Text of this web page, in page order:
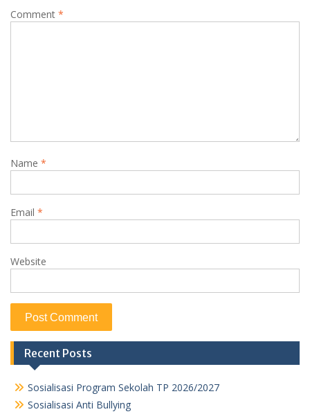
Comment *
Name *
Email *
Website
Recent Posts
Sosialisasi Program Sekolah TP 2026/2027
Sosialisasi Anti Bullying